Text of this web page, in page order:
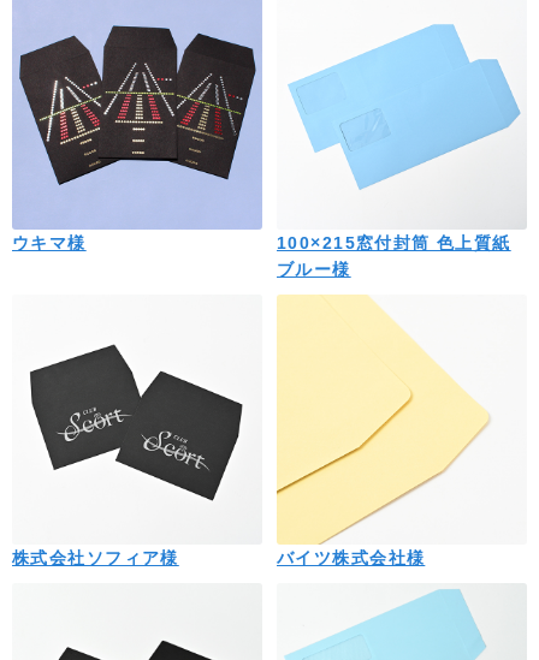
ウキマ様
100×215窓付封筒 色上質紙
ブルー様
株式会社ソフィア様 バイツ株式会社様